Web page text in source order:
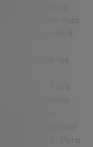
Europa
se mueve más
donde los
tocó una fibra
invirtiendo
de los
tradicional. Pero